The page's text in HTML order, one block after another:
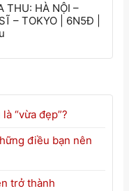
THU: HÀ NỘI –
– TOKYO | 6N5Đ |
“vừa đẹp”?
điều bạn nên
trở thành